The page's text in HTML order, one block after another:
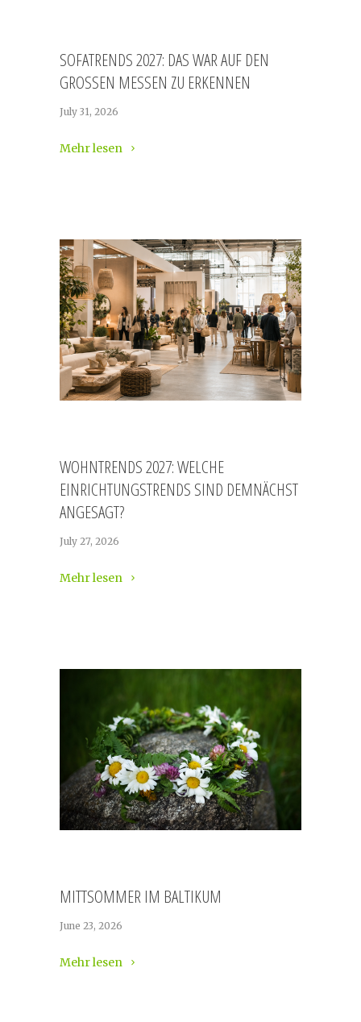
SOFATRENDS 2027: DAS WAR AUF DEN
GROSSEN MESSEN ZU ERKENNEN
July 31, 2026
Mehr lesen
WOHNTRENDS 2027: WELCHE
EINRICHTUNGSTRENDS SIND DEMNÄCHST
ANGESAGT?
July 27, 2026
Mehr lesen
MITTSOMMER IM BALTIKUM
June 23, 2026
Mehr lesen